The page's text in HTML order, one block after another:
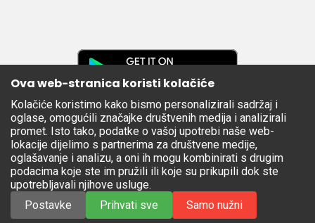
Apple
Store
Ova web-stranica koristi kolačiće
Kolačiće koristimo kako bismo personalizirali sadržaj i
oglase, omogućili značajke društvenih medija i analizirali
promet. Isto tako, podatke o vašoj upotrebi naše web-
lokacije dijelimo s partnerima za društvene medije,
oglašavanje i analizu, a oni ih mogu kombinirati s drugim
podacima koje ste im pružili ili koje su prikupili dok ste
upotrebljavali njihove usluge.
Postavke
Prihvati sve Samo nužni